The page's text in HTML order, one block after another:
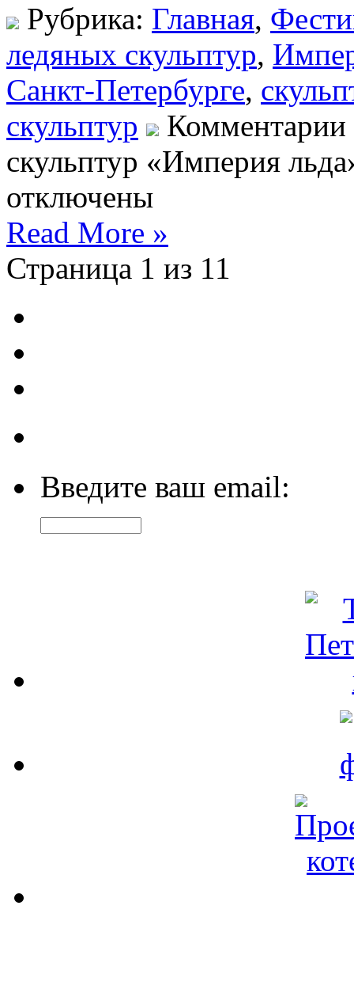
Рубрика: Главная,
ледяных скульптур,
Санкт-Петербурге,
скульптур
Комментарии
скульптур «Империя
отключены
Read More »
Страница 1 из 1 1
Введите ваш email: